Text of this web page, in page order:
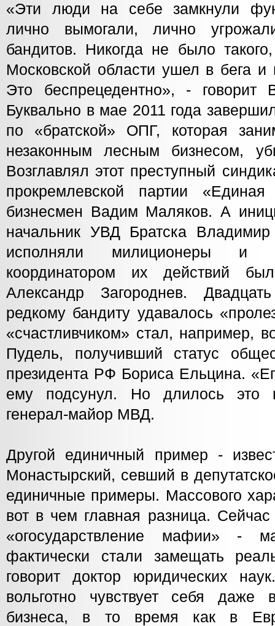
«Эти люди на себе замкнули
лично вымогали, лично
бандитов. Никогда не было
Московской области ушел в бега и
Это беспрецедентно», - говорит
Буквально в мае 2011 года
по «братской» ОПГ, которая
незаконным лесным бизнесом,
Возглавлял этот преступный
прокремлевской партии
бизнесмен Вадим Маляков. А
начальник УВД Братска
исполняли милиционеры и
координатором их действий
Александр Загороднев.
редкому бандиту удавалось
«счастливчиком» стал, например,
Пудель, получивший статус
президента РФ Бориса Ельцина.
ему подсунул. Но длилось это
генерал-майор МВД.
Другой единичный пример -
Монастырский, севший в
единичные примеры. Массового
вот в чем главная разница.
«огосударствление мафии» -
фактически стали замещать
говорит доктор юридических
вольготно чувствует себя даже
бизнеса, в то время как в